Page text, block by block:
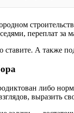
переплат
ставите. А также
либо
выразить